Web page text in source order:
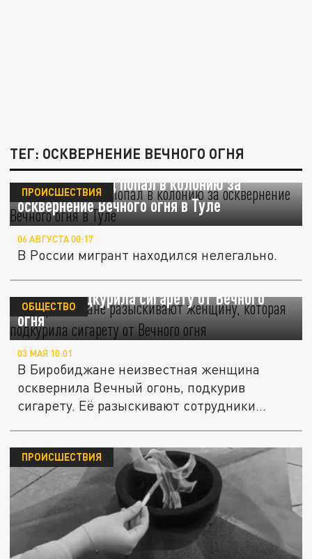
ТЕГ: ОСКВЕРНЕНИЕ ВЕЧНОГО ОГНЯ
Азербайджанец попал в колонию за
осквернение Вечного огня в Туле
ПРОИСШЕСТВИЯ
06 АВГУСТА 00:17
В России мигрант находился нелегально.
В Биробиджане разыскивают женщину,
которая подкурила сигарету от Вечного
огня
ОБЩЕСТВО
03 МАЯ 10:01
В Биробиджане неизвестная женщина
осквернила Вечный огонь, подкурив
сигарету. Её разыскивают сотрудники...
ПРОИСШЕСТВИЯ